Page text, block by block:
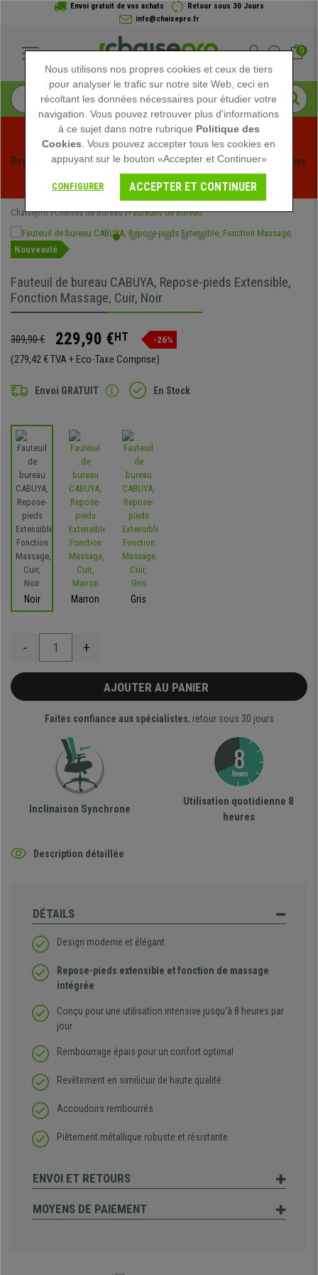
Envoi gratuit de vos achats
Retour sous 30 Jours
info@chaisepro.fr
0
Profitez des soldes d'été chez Chaisepro ! Des réductions
exclusives pour une durée limitée - Voir l'offre
Chaisepro Chaises de Bureau Fauteuils de Bureau
Nouveauté
Fauteuil de bureau CABUYA, Repose-pieds Extensible,
Fonction Massage, Cuir, Noir
309,90 € 229,90 €HT -26%
(279,42 € TVA + Eco-Taxe Comprise)
Envoi GRATUIT En Stock
Noir Marron Gris
- +
AJOUTER AU PANIER
Faites confiance aux spécialistes, retour sous 30 jours
Inclinaison Synchrone
Utilisation quotidienne 8
heures
Description détaillée
DÉTAILS
Design moderne et élégant
Repose-pieds extensible et fonction de massage
intégrée
Conçu pour une utilisation intensive jusqu'à 8 heures par
jour
Rembourrage épais pour un confort optimal
Revêtement en similicuir de haute qualité
Accoudoirs rembourrés
Piètement métallique robuste et résistante
ENVOI ET RETOURS
MOYENS DE PAIEMENT
Nous utilisons nos propres cookies et ceux de tiers
pour analyser le trafic sur notre site Web, ceci en
récoltant les données nécessaires pour étudier votre
navigation. Vous pouvez retrouver plus d'informations
à ce sujet dans notre rubrique Politique des
Cookies . Vous pouvez accepter tous les cookies en
appuyant sur le bouton «Accepter et Continuer»
CONFIGURER ACCEPTER ET CONTINUER